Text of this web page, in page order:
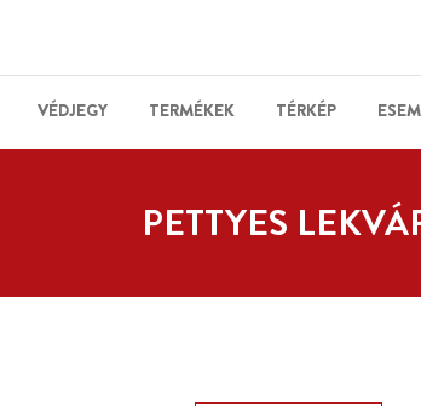
VÉDJEGY TERMÉKEK TÉRKÉP
PETTYES